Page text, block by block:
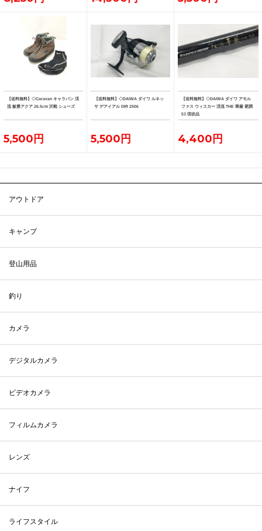
【送料無料】◇Caravan キャラバン 渓
流 飯豊アクア 26.5cm 沢靴 シューズ
5,500円
【送料無料】◇DAIWA ダイワ ルネッ
サ デアイアル DIR 2506
5,500円
【送料無料】◇DAIWA ダイワ アモル
ファス ウィスカー 渓流 THE 華厳 硬調
53 現状品
4,400円
アウトドア
キャンプ
登山用品
釣り
カメラ
デジタルカメラ
ビデオカメラ
フィルムカメラ
レンズ
ナイフ
ライフスタイル